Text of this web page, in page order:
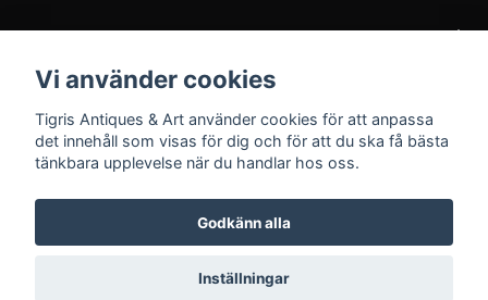
Sociala medier
© 2026 Tigris Antiques & Art
Vi använder cookies
Tigris Antiques & Art använder cookies för att anpassa
det innehåll som visas för dig och för att du ska få bästa
tänkbara upplevelse när du handlar hos oss.
Godkänn alla
Inställningar